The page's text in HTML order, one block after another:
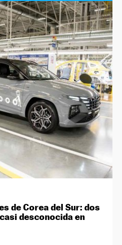
de Corea del Sur: dos
desconocida en